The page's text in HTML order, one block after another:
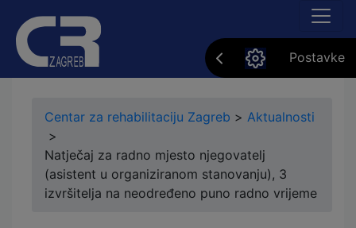
Postavke
Centar za rehabilitaciju Zagreb > Aktualnosti
>
Natječaj za radno mjesto njegovatelj
(asistent u organiziranom stanovanju), 3
izvršitelja na neodređeno puno radno vrijeme